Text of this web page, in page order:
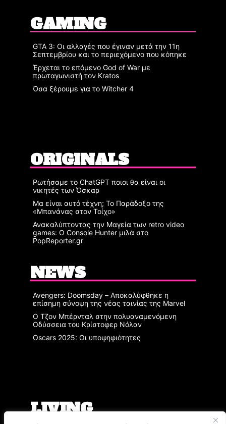
GAMING
GTA 3: Οι αλλαγές που έγιναν μετά την 11η
Σεπτεμβρίου και το περιεχόμενο που κόπηκε
Έρχεται το επόμενο God of War με
πρωταγωνιστή τον Kratos
Όσα ξέρουμε για το Witcher 4
ORIGINALS
Ρωτήσαμε το ChatGPT ποιοι θα είναι οι
νικητές των Όσκαρ
Μα είναι αυτό τέχνη; Το Παράδοξο της
«Μπανάνας στον Τοίχο»
Ανακαλύπτοντας την Μαγεία των retro video
games: Ο Console Hunter μιλά στο
PopReporter.gr
NEWS
Avengers: Doomsday – Αποκαλύφθηκε η
επίσημη σύνοψη της νέας ταινίας της Marvel
Ο Τζον Μπέρνταλ στην πολυαναμενόμενη
Οδύσσεια του Κρίστοφερ Νόλαν
Oscars 2025: Οι υποψηφιότητες
LIVING